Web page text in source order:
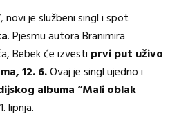
, novi je službeni singl i spot
. Pjesmu autora Branimira
Bebek će izvesti prvi put uživo
12. 6.Ovaj je singl ujedno i
albuma “Mali oblak
lipnja.